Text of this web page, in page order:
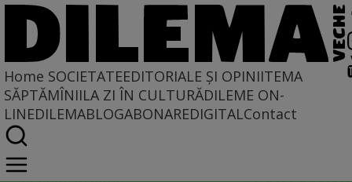
Home SOCIETATEEDITORIALE ȘI OPINIITEMA
SĂPTĂMÎNIILA ZI ÎN CULTURĂDILEME ON-
LINEDILEMABLOGABONAREDIGITALContact
Home
Societate
legende urbane